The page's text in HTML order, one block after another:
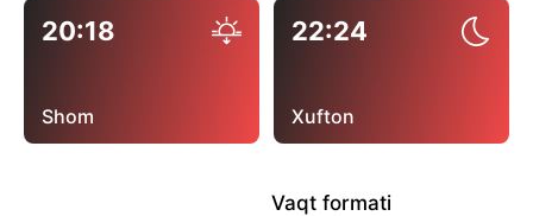
20:18
Shom
22:24
Xufton
Vaqt formati